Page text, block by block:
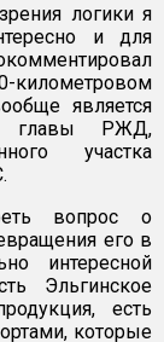
логики я
и для
является
главы РЖД,
участка
вопрос о
его в
интересной
Эльгинское
есть
которые